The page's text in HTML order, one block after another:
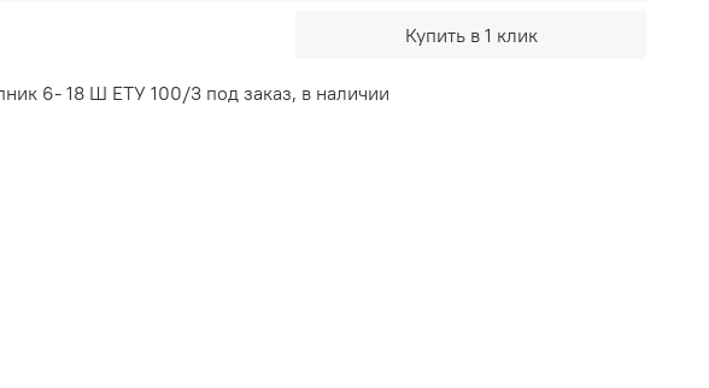
Купить в 1 клик
6- 18 Ш ЕТУ 100/3 под заказ, в наличии